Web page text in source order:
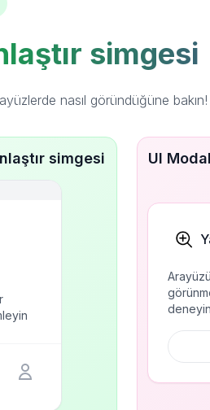
simgesi
nasıl göründüğüne bakın!
simgesi
UI
deneyin